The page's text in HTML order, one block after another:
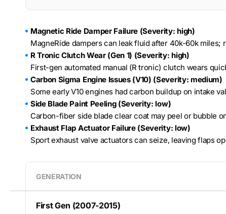
Magnetic Ride Damper Failure (Severity: high)
MagneRide dampers can leak fluid after 40k-60k
R Tronic Clutch Wear (Gen 1) (Severity: high)
First-gen automated manual (R tronic) clutch wears
Carbon Sigma Engine Issues (V10) (Severity: medium)
Some early V10 engines had carbon buildup on intake
Side Blade Paint Peeling (Severity: low)
Carbon-fiber side blade clear coat may peel or bubble
Exhaust Flap Actuator Failure (Severity: low)
Sport exhaust valve actuators can seize, leaving flaps
GENERATION
First Gen (2007-2015)